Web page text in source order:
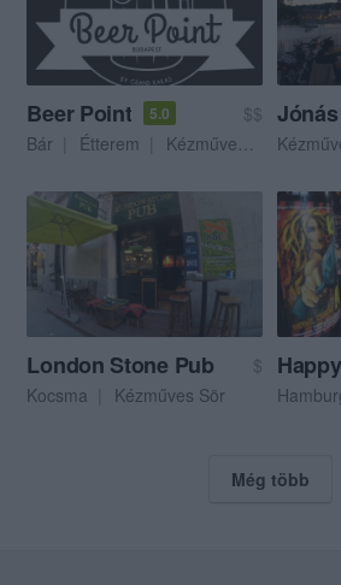
Beer Point 5.0
$$
Bár
Étterem Kézműves Sör
London Stone Pub
$
Kocsma
Kézműves Sör
Még több